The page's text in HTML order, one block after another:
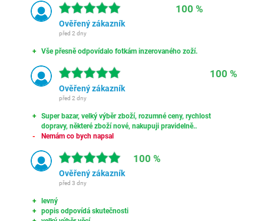
100 %
Ověřený zákazník
před 2 dny
Vše přesně odpovídalo fotkám inzerovaného zoží.
100 %
Ověřený zákazník
před 2 dny
Super bazar, velký výběr zboží, rozumné ceny, rychlost
dopravy, některé zboží nové, nakupuji pravidelně..
Nemám co bych napsal
100 %
Ověřený zákazník
před 3 dny
levný
popis odpovídá skutečnosti